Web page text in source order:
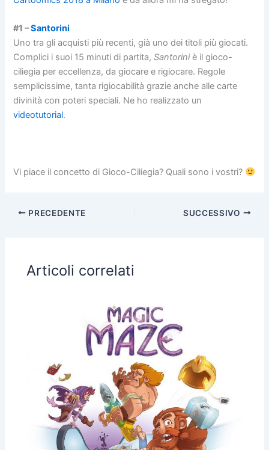
#1 –Santorini
Uno tra gli acquisti più recenti, già uno dei titoli più giocati.
Complici i suoi 15 minuti di partita,Santoriniè il gioco-
ciliegia per eccellenza, da giocare e rigiocare. Regole
semplicissime, tanta rigiocabilità grazie anche alle carte
divinità con poteri speciali. Ne ho realizzato un
videotutorial.
Vi piace il concetto di Gioco-Ciliegia? Quali sono i vostri?
PRECEDENTE SUCCESSIVO
Articoli correlati